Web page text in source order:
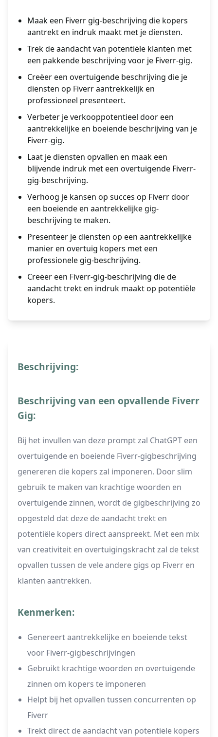
Maak een Fiverr gig-beschrijving die kopers
aantrekt en indruk maakt met je diensten.
Trek de aandacht van potentiële klanten met
een pakkende beschrijving voor je Fiverr-gig.
Creëer een overtuigende beschrijving die je
diensten op Fiverr aantrekkelijk en
professioneel presenteert.
Verbeter je verkooppotentieel door een
aantrekkelijke en boeiende beschrijving van je
Fiverr-gig.
Laat je diensten opvallen en maak een
blijvende indruk met een overtuigende Fiverr-
gig-beschrijving.
Verhoog je kansen op succes op Fiverr door
een boeiende en aantrekkelijke gig-
beschrijving te maken.
Presenteer je diensten op een aantrekkelijke
manier en overtuig kopers met een
professionele gig-beschrijving.
Creëer een Fiverr-gig-beschrijving die de
aandacht trekt en indruk maakt op potentiële
kopers.
Beschrijving:
Beschrijving van een opvallende Fiverr
Gig:
Bij het invullen van deze prompt zal ChatGPT een
overtuigende en boeiende Fiverr-gigbeschrijving
genereren die kopers zal imponeren. Door slim
gebruik te maken van krachtige woorden en
overtuigende zinnen, wordt de gigbeschrijving zo
opgesteld dat deze de aandacht trekt en
potentiële kopers direct aanspreekt. Met een mix
van creativiteit en overtuigingskracht zal de tekst
opvallen tussen de vele andere gigs op Fiverr en
klanten aantrekken.
Kenmerken:
Genereert aantrekkelijke en boeiende tekst
voor Fiverr-gigbeschrijvingen
Gebruikt krachtige woorden en overtuigende
zinnen om kopers te imponeren
Helpt bij het opvallen tussen concurrenten op
Fiverr
Trekt direct de aandacht van potentiële kopers